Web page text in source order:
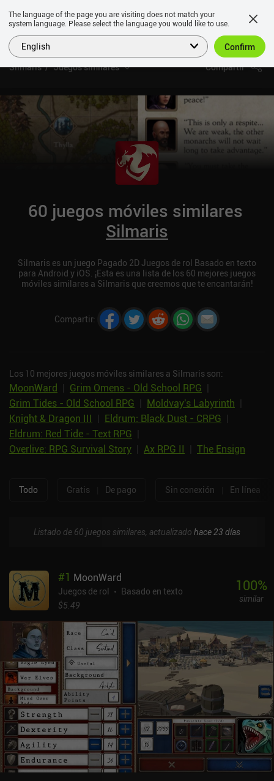
Silmaris Juegos similares Compartir
60 juegos móviles similares
Silmaris
Silmaris es un juego Pagado 2D Juegos de rol Basado en texto
para Android y iOS. ¡Esta es una lista de los 60 mejores juegos
móviles similares a Silmaris que creemos que te encantarán!
Compartir:
Los 10 mejores juegos móviles similares a Silmaris son:
MoonWard Grim Omens - Old School RPG
Grim Tides - Old School RPG
Moldvay's Labyrinth
Knight & Dragon III
Eldrum: Black Dust - CRPG
Eldrum: Red Tide - Text RPG
Overlive: RPG Survival Story
Ax RPG II The Ensign
Todo Gratis De pago Sin conexión En línea
Listado de 60 juegos similares, actualizado hace 23 días
#1 MoonWard
Juegos de rol
Basado en texto
$5.49
100%
similar
The language of the page you are visiting does not match your
system language. Please select the language you would like to use.
English Confirm